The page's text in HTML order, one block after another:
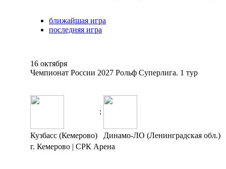
ближайшая игра
последняя игра
16 октября
Чемпионат России 2027 Рольф Суперлига. 1 тур
:
Кузбасс (Кемерово)
Динамо-ЛО (Ленинградская обл.)
г. Кемерово | СРК Арена